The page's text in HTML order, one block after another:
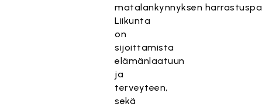
matalankynnyksen
Liikunta
on
sijoittamista
elämänlaatuun
ja
terveyteen,
sekä